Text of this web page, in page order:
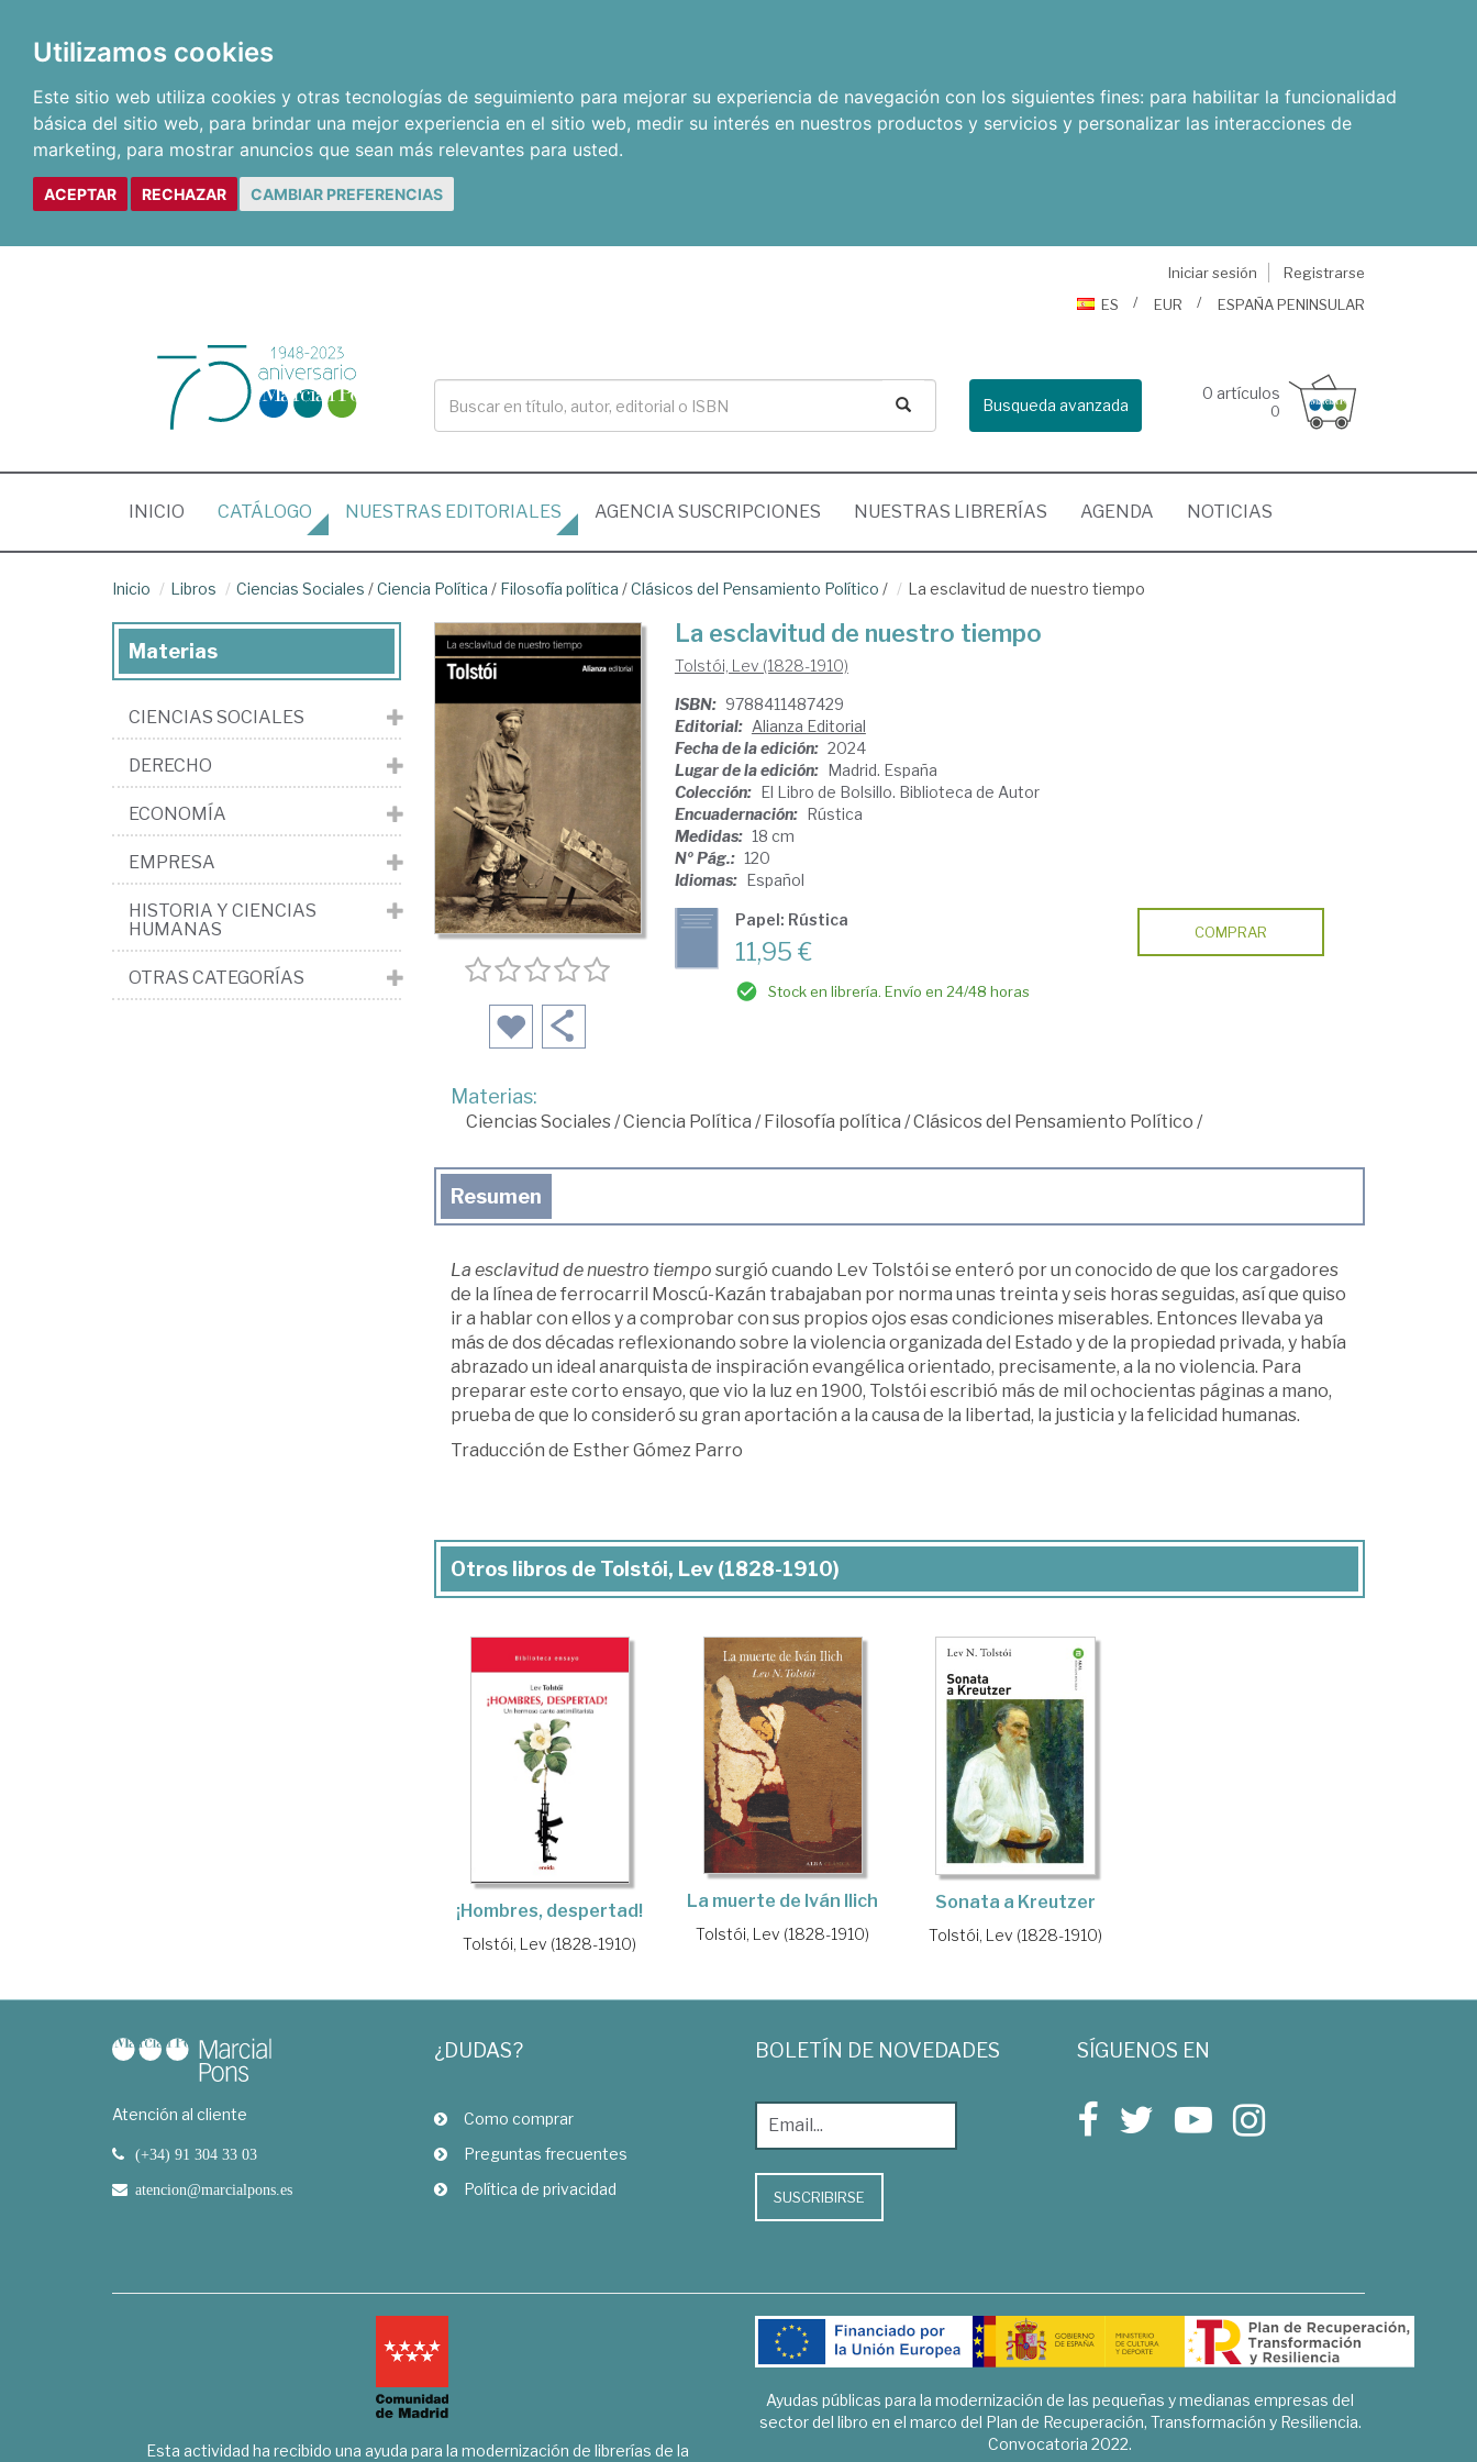
Utilizamos cookies
Este sitio web utiliza cookies y otras tecnologías de seguimiento para mejorar su experiencia de navegación con los siguientes fines: para habilitar la funcionalidad
básica del sitio web, para brindar una mejor experiencia en el sitio web, medir su interés en nuestros productos y servicios y personalizar las interacciones de
marketing, para mostrar anuncios que sean más relevantes para usted.
ACEPTAR RECHAZAR CAMBIAR PREFERENCIAS
Iniciar sesión
Registrarse
ES
EUR ESPAÑA PENINSULAR
Busqueda avanzada
0 artículos
0
INICIO (CURRENT)
CATÁLOGO NUESTRAS EDITORIALES AGENCIA SUSCRIPCIONES NUESTRAS LIBRERÍAS AGENDA NOTICIAS
Inicio Libros Ciencias Sociales /Ciencia Política / Filosofía política /Clásicos del Pensamiento Político / La esclavitud de nuestro tiempo
La esclavitud de nuestro tiempo
Tolstói, Lev (1828-1910)
ISBN: 9788411487429
Editorial: Alianza Editorial
Fecha de la edición: 2024
Lugar de la edición: Madrid. España
Colección: El Libro de Bolsillo. Biblioteca de Autor
Encuadernación: Rústica
Medidas: 18 cm
Nº Pág.: 120
Idiomas: Español
Papel: Rústica
11,95 €
Stock en librería. Envío en 24/48 horas
COMPRAR
Materias:
Ciencias Sociales/Ciencia Política / Filosofía política /Clásicos del Pensamiento Político /
Resumen
La esclavitud de nuestro tiempo surgió cuando Lev Tolstói se enteró por un conocido de que los cargadores
de la línea de ferrocarril Moscú-Kazán trabajaban por norma unas treinta y seis horas seguidas, así que quiso
ir a hablar con ellos y a comprobar con sus propios ojos esas condiciones miserables. Entonces llevaba ya
más de dos décadas reflexionando sobre la violencia organizada del Estado y de la propiedad privada, y había
abrazado un ideal anarquista de inspiración evangélica orientado, precisamente, a la no violencia. Para
preparar este corto ensayo, que vio la luz en 1900, Tolstói escribió más de mil ochocientas páginas a mano,
prueba de que lo consideró su gran aportación a la causa de la libertad, la justicia y la felicidad humanas.
Traducción de Esther Gómez Parro
Otros libros de Tolstói, Lev (1828-1910)
¡Hombres, despertad!
Tolstói, Lev (1828-1910)
La muerte de Iván Ilich
Tolstói, Lev (1828-1910)
Sonata a Kreutzer
Tolstói, Lev (1828-1910)
Materias
CIENCIAS SOCIALES
DERECHO
ECONOMÍA
EMPRESA
HISTORIA Y CIENCIAS
HUMANAS
OTRAS CATEGORÍAS
Atención al cliente
(+34) 91 304 33 03
atencion@marcialpons.es
¿DUDAS?
Como comprar
Preguntas frecuentes
Política de privacidad
BOLETÍN DE NOVEDADES
SUSCRIBIRSE
SÍGUENOS EN
Esta actividad ha recibido una ayuda para la modernización de librerías de la
Ayudas públicas para la modernización de las pequeñas y medianas empresas del
sector del libro en el marco del Plan de Recuperación, Transformación y Resiliencia.
Convocatoria 2022.